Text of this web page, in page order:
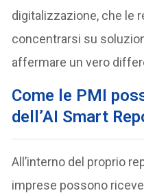
digitalizzazione, che le
concentrarsi su
affermare un vero
Come le PMI
dell’AI Smart
All’interno del proprio
imprese possono